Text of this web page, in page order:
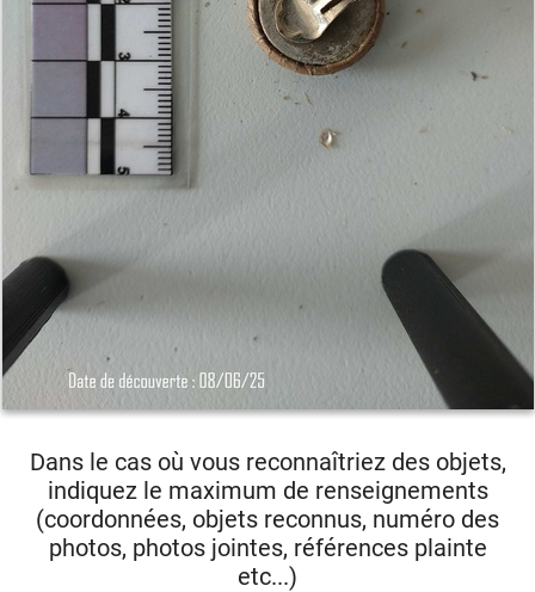
Dans le cas où vous reconnaîtriez des objets,
indiquez le maximum de renseignements
(coordonnées, objets reconnus, numéro des
photos, photos jointes, références plainte
etc...)